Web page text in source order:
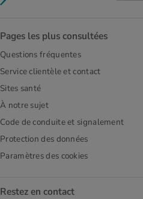
Pages les plus consultées
Questions fréquentes
Service clientèle et contact
Sites santé
À notre sujet
Code de conduite et signalement
Protection des données
Paramètres des cookies
Restez en contact